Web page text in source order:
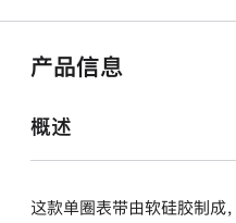
产品信息
概述
这款单圈表带由软硅胶制成